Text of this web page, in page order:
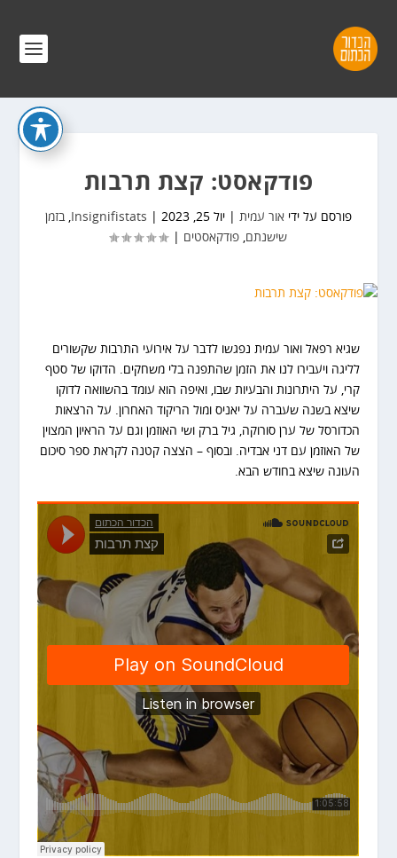
פודקאסט: קצת תרבות
פורסם על ידי אור עמית יול 25, 2023 Insignifistats
,בזמן
שישנתם,פודקאסטים |
שגיא רפאל ואור עמית נפגשו לדבר על אירועי התרבות שקשורים
לליגה ויעבירו לנו את הזמן שהתפנה בלי משחקים. הדוקו של סטף
קרי, על היתרונות והבעיות שבו, ואיפה הוא עומד בהשוואה לדוקו
שיצא בשנה שעברה על יאניס ומול הריקוד האחרון. על הרצאות
הכדורסל של ערן סורוקה, גיל ברק ושי האוזמן וגם על הראיון המצוין
של האוזמן עם דני אבדיה. ובסוף – הצצה קטנה לקראת ספר סיכום
העונה שיצא בחודש הבא.